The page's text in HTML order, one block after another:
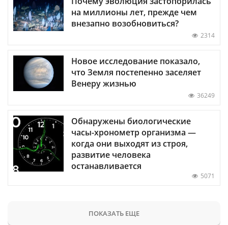
на миллионы лет, прежде чем
внезапно возобновиться?
2314
Новое исследование показало,
что Земля постепенно заселяет
Венеру жизнью
36249
Обнаружены биологические
часы-хронометр организма —
когда они выходят из строя,
развитие человека
останавливается
5071
ПОКАЗАТЬ ЕЩЕ